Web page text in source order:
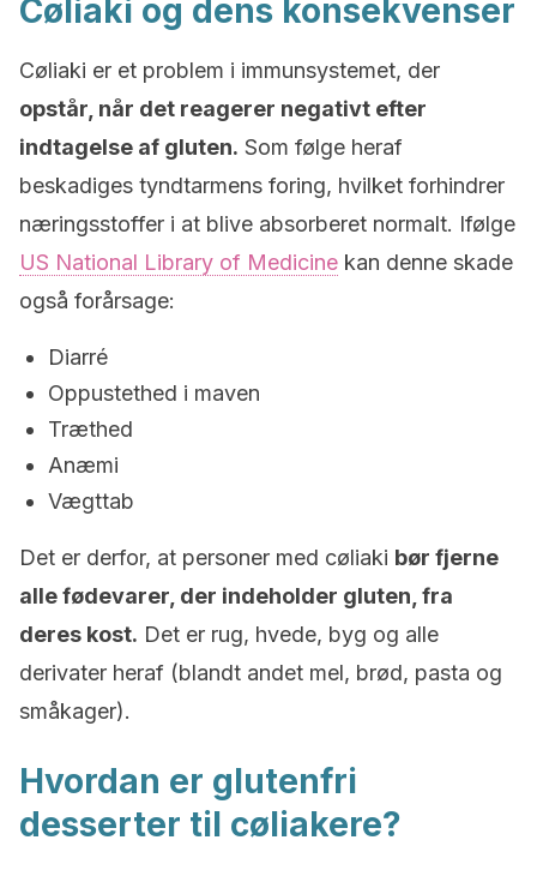
Cøliaki og dens konsekvenser
Cøliaki er et problem i immunsystemet, der
opstår, når det reagerer negativt efter
indtagelse af gluten. Som følge heraf
beskadiges tyndtarmens foring, hvilket forhindrer
næringsstoffer i at blive absorberet normalt. Ifølge
US National Library of Medicine kan denne skade
også forårsage:
Diarré
Oppustethed i maven
Træthed
Anæmi
Vægttab
Det er derfor, at personer med cøliaki bør fjerne
alle fødevarer, der indeholder gluten, fra
deres kost. Det er rug, hvede, byg og alle
derivater heraf (blandt andet mel, brød, pasta og
småkager).
Hvordan er glutenfri
desserter til cøliakere?